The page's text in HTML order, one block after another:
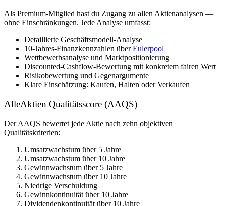
Als Premium-Mitglied hast du Zugang zu allen Aktienanalysen —
ohne Einschränkungen. Jede Analyse umfasst:
Detaillierte Geschäftsmodell-Analyse
10-Jahres-Finanzkennzahlen überEulerpool
Wettbewerbsanalyse und Marktpositionierung
Discounted-Cashflow-Bewertung mit konkretem fairen Wert
Risikobewertung und Gegenargumente
Klare Einschätzung: Kaufen, Halten oder Verkaufen
AlleAktien Qualitätsscore (AAQS)
Der AAQS bewertet jede Aktie nach zehn objektiven
Qualitätskriterien:
Umsatzwachstum über 5 Jahre
Umsatzwachstum über 10 Jahre
Gewinnwachstum über 5 Jahre
Gewinnwachstum über 10 Jahre
Niedrige Verschuldung
Gewinnkontinuität über 10 Jahre
Dividendenkontinuität über 10 Jahre